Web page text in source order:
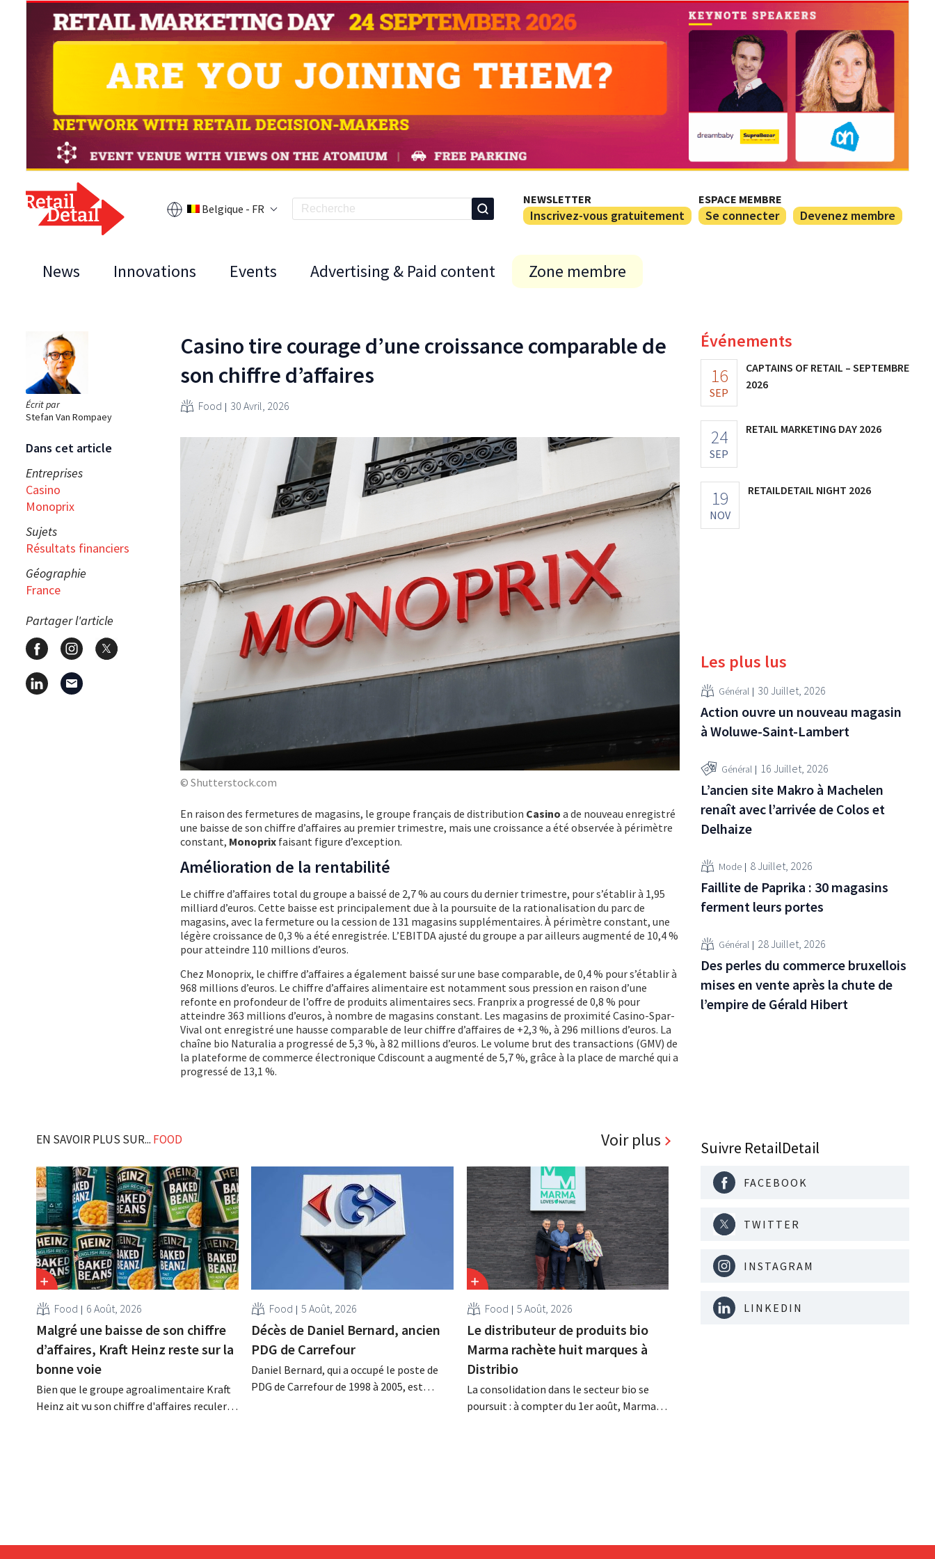
Belgique - FR
NEWSLETTER
Inscrivez-vous gratuitement
ESPACE MEMBRE
Se connecter Devenez membre
News Innovations Events Advertising & Paid content Zone membre
Écrit par
Stefan Van Rompaey
Dans cet article
Entreprises
Casino
Monoprix
Sujets
Résultats financiers
Géographie
France
Partager l'article
Casino tire courage d’une croissance comparable de
son chiffre d’affaires
Food 30 Avril, 2026
© Shutterstock.com
En raison des fermetures de magasins, le groupe français de distribution Casino a de nouveau enregistré
une baisse de son chiffre d’affaires au premier trimestre, mais une croissance a été observée à périmètre
constant, Monoprix faisant figure d’exception.
Amélioration de la rentabilité
Le chiffre d’affaires total du groupe a baissé de 2,7 % au cours du dernier trimestre, pour s’établir à 1,95
milliard d’euros. Cette baisse est principalement due à la poursuite de la rationalisation du parc de
magasins, avec la fermeture ou la cession de 131 magasins supplémentaires. À périmètre constant, une
légère croissance de 0,3 % a été enregistrée. L’EBITDA ajusté du groupe a par ailleurs augmenté de 10,4 %
pour atteindre 110 millions d’euros.
Chez Monoprix, le chiffre d’affaires a également baissé sur une base comparable, de 0,4 % pour s’établir à
968 millions d’euros. Le chiffre d’affaires alimentaire est notamment sous pression en raison d’une
refonte en profondeur de l’offre de produits alimentaires secs. Franprix a progressé de 0,8 % pour
atteindre 363 millions d’euros, à nombre de magasins constant. Les magasins de proximité Casino-Spar-
Vival ont enregistré une hausse comparable de leur chiffre d’affaires de +2,3 %, à 296 millions d’euros. La
chaîne bio Naturalia a progressé de 5,3 %, à 82 millions d’euros. Le volume brut des transactions (GMV) de
la plateforme de commerce électronique Cdiscount a augmenté de 5,7 %, grâce à la place de marché qui a
progressé de 13,1 %.
EN SAVOIR PLUS SUR... FOOD Voir plus
Food 6 Août, 2026
Malgré une baisse de son chiffre
d’affaires, Kraft Heinz reste sur la
bonne voie
Bien que le groupe agroalimentaire Kraft
Heinz ait vu son chiffre d'affaires reculer
Food 5 Août, 2026
Décès de Daniel Bernard, ancien
PDG de Carrefour
Daniel Bernard, qui a occupé le poste de
PDG de Carrefour de 1998 à 2005, est
Food 5 Août, 2026
Le distributeur de produits bio
Marma rachète huit marques à
Distribio
La consolidation dans le secteur bio se
poursuit : à compter du 1er août, Marma,
Événements
16
SEP
CAPTAINS OF RETAIL – SEPTEMBRE
2026
24
SEP
RETAIL MARKETING DAY 2026
19
NOV
RETAILDETAIL NIGHT 2026
Les plus lus
Général 30 Juillet, 2026
Action ouvre un nouveau magasin
à Woluwe-Saint-Lambert
Général 16 Juillet, 2026
L’ancien site Makro à Machelen
renaît avec l’arrivée de Colos et
Delhaize
Mode 8 Juillet, 2026
Faillite de Paprika : 30 magasins
ferment leurs portes
Général 28 Juillet, 2026
Des perles du commerce bruxellois
mises en vente après la chute de
l’empire de Gérald Hibert
Suivre RetailDetail
FACEBOOK
TWITTER
INSTAGRAM
LINKEDIN